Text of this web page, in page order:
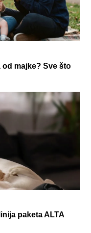
od majke? Sve što
paketa ALTA